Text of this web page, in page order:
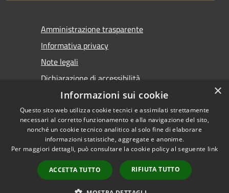
Amministrazione trasparente
Informativa privacy
Note legali
Dichiarazione di accessibilità
Accessibilità
Copyright © 2026 • Comune di
Castel San Giovanni • Powered
byMunicipium
Accesso
redazione
×
Informazioni sui cookie
Questo sito web utilizza cookie tecnici e assimilati strettamente
necessari al corretto funzionamento e alla navigazione del sito,
nonché un cookie tecnico analitico al solo fine di elaborare
informazioni statistiche, aggregate e anonime.
Per maggiori dettagli, può consultare la cookie policy al seguente link
ACCETTA TUTTO RIFIUTA TUTTO